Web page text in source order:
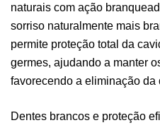
naturais com ação
sorriso naturalmente mais
permite proteção total da
germes, ajudando a manter
favorecendo a eliminação da
Dentes brancos e proteção